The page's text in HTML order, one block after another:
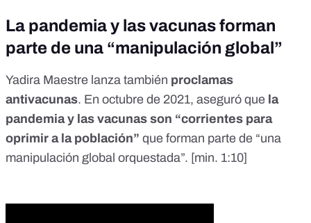
La pandemia y las vacunas forman
parte de una “manipulación global”
Yadira Maestre lanza también proclamas
antivacunas. En octubre de 2021, aseguró que la
pandemia y las vacunas son “corrientes para
oprimir a la población” que forman parte de “una
manipulación global orquestada”. [min. 1:10]